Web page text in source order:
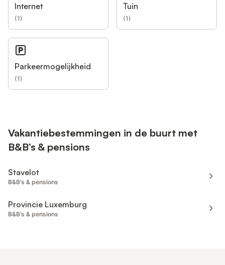
Internet
(1)
Tuin
(1)
Parkeermogelijkheid
(1)
Vakantiebestemmingen in de buurt met
B&B’s & pensions
Stavelot
B&B’s & pensions
Provincie Luxemburg
B&B’s & pensions